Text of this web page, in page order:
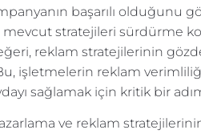
başarılı olduğunu
mevcut stratejileri sürdürme
reklam stratejilerinin
işletmelerin reklam
sağlamak için kritik bir
ve reklam stratejilerinin